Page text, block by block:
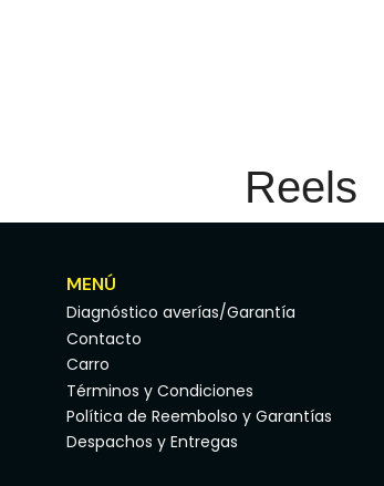
Reels
MENÚ
Diagnóstico averías/Garantía
Contacto
Carro
Términos y Condiciones
Política de Reembolso y Garantías
Despachos y Entregas